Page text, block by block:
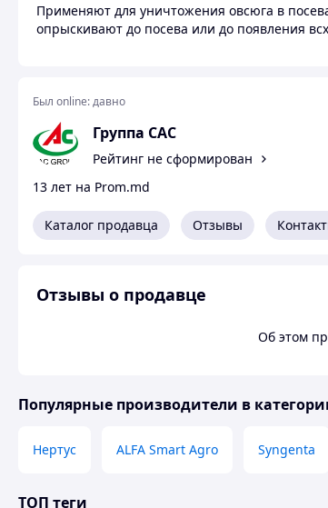
Применяют для уничтожения овсюга в
опрыскивают до посева или до появления
Был online:давно
Группа CAC
Рейтинг не сформирован
13 лет на Prom.md
Каталог продавца Отзывы
Отзывы о продавце
Об этом
Популярные производители в
Нертус ALFA Smart Agro Syngenta
ТОП теги